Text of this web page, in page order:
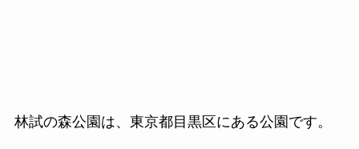
林試の森公園は、東京都目黒区にある公園です。